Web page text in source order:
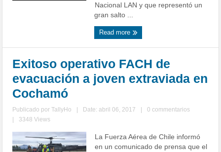
Nacional LAN y que representó un
gran salto ...
Read more
Exitoso operativo FACH de
evacuación a joven extraviada en
Cochamó
Publicado porTallyHo Date: abril 06, 2017
0 commentarios
3348 Views
La Fuerza Aérea de Chile informó
en un comunicado de prensa que el